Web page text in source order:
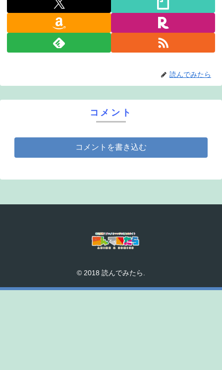
読んでみたら
コメント
コメントを書き込む
© 2018 読んでみたら.